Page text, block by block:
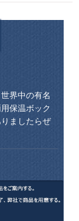
界中の有名
保温ボック
ましたらぜ